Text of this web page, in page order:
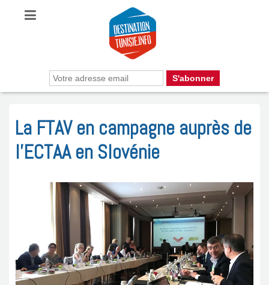
La FTAV en campagne auprès de
l’ECTAA en Slovénie